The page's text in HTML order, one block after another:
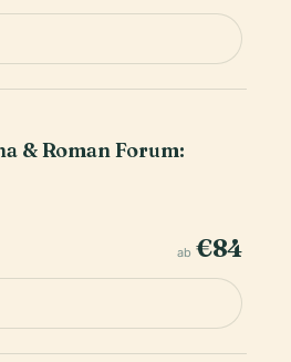
& Roman Forum:
ab €84